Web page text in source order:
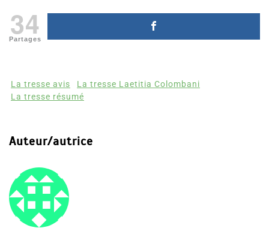
34
Partages
La tresse avis
La tresse Laetitia Colombani
La tresse résumé
Auteur/autrice